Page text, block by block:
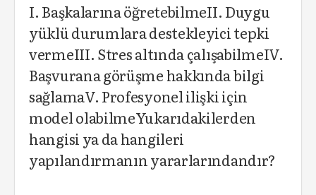
I. Başkalarına öğretebilmeII. Duygu
yüklü durumlara destekleyici tepki
vermeIII. Stres altında çalışabilmeIV.
Başvurana görüşme hakkında bilgi
sağlamaV. Profesyonel ilişki için
model olabilmeYukarıdakilerden
hangisi ya da hangileri
yapılandırmanın yararlarındandır?